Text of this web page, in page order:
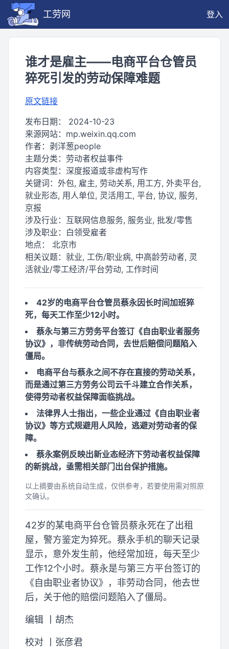
工劳网 登入
谁才是雇主——电商平台仓管员
猝死引发的劳动保障难题
原文链接
发布日期： 2024-10-23
来源网站： mp.weixin.qq.com
作者： 剥洋葱people
主题分类： 劳动者权益事件
内容类型： 深度报道或非虚构写作
关键词： 外包, 雇主, 劳动关系, 用工方, 外卖平台,
就业形态, 用人单位, 灵活用工, 平台, 协议, 服务,
京报
涉及行业： 互联网信息服务, 服务业, 批发/零售
涉及职业： 白领受雇者
地点： 北京市
相关议题： 就业, 工伤/职业病, 中高龄劳动者, 灵
活就业/零工经济/平台劳动, 工作时间
42岁的电商平台仓管员蔡永因长时间加班猝
死，每天工作至少12小时。
蔡永与第三方劳务平台签订《自由职业者服务
协议》，非传统劳动合同，去世后赔偿问题陷入
僵局。
电商平台与蔡永之间不存在直接的劳动关系，
而是通过第三方劳务公司云千斗建立合作关系，
使得劳动者权益保障面临挑战。
法律界人士指出，一些企业通过《自由职业者
协议》等方式规避用人风险，逃避对劳动者的保
障。
蔡永案例反映出新业态经济下劳动者权益保障
的新挑战，亟需相关部门出台保护措施。
以上摘要由系统自动生成，仅供参考，若要使用需对照原
文确认。
42岁的某电商平台仓管员蔡永死在了出租
屋，警方鉴定为猝死。蔡永手机的聊天记录
显示，意外发生前，他经常加班，每天至少
工作12个小时。蔡永是与第三方平台签订的
《自由职业者协议》，非劳动合同，他去世
后，关于他的赔偿问题陷入了僵局。
编辑 丨胡杰
校对 丨张彦君